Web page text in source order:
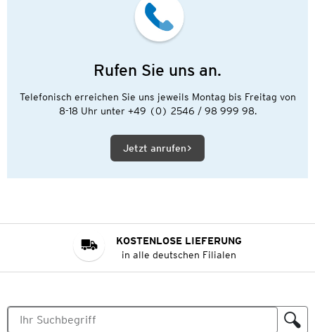
Rufen Sie uns an.
Telefonisch erreichen Sie uns jeweils Montag bis Freitag von
8-18 Uhr unter +49 (0) 2546 / 98 999 98.
Jetzt anrufen
KOSTENLOSE LIEFERUNG
in alle deutschen Filialen